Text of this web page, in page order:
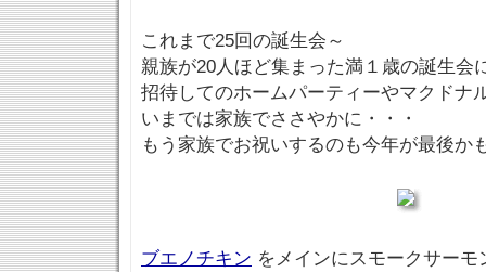
これまで25回の誕生会～
親族が20人ほど集まった満１歳の誕生
招待してのホームパーティーやマクドナ
いまでは家族でささやかに・・・
もう家族でお祝いするのも今年が最後か
ブエノチキン をメインにスモークサー